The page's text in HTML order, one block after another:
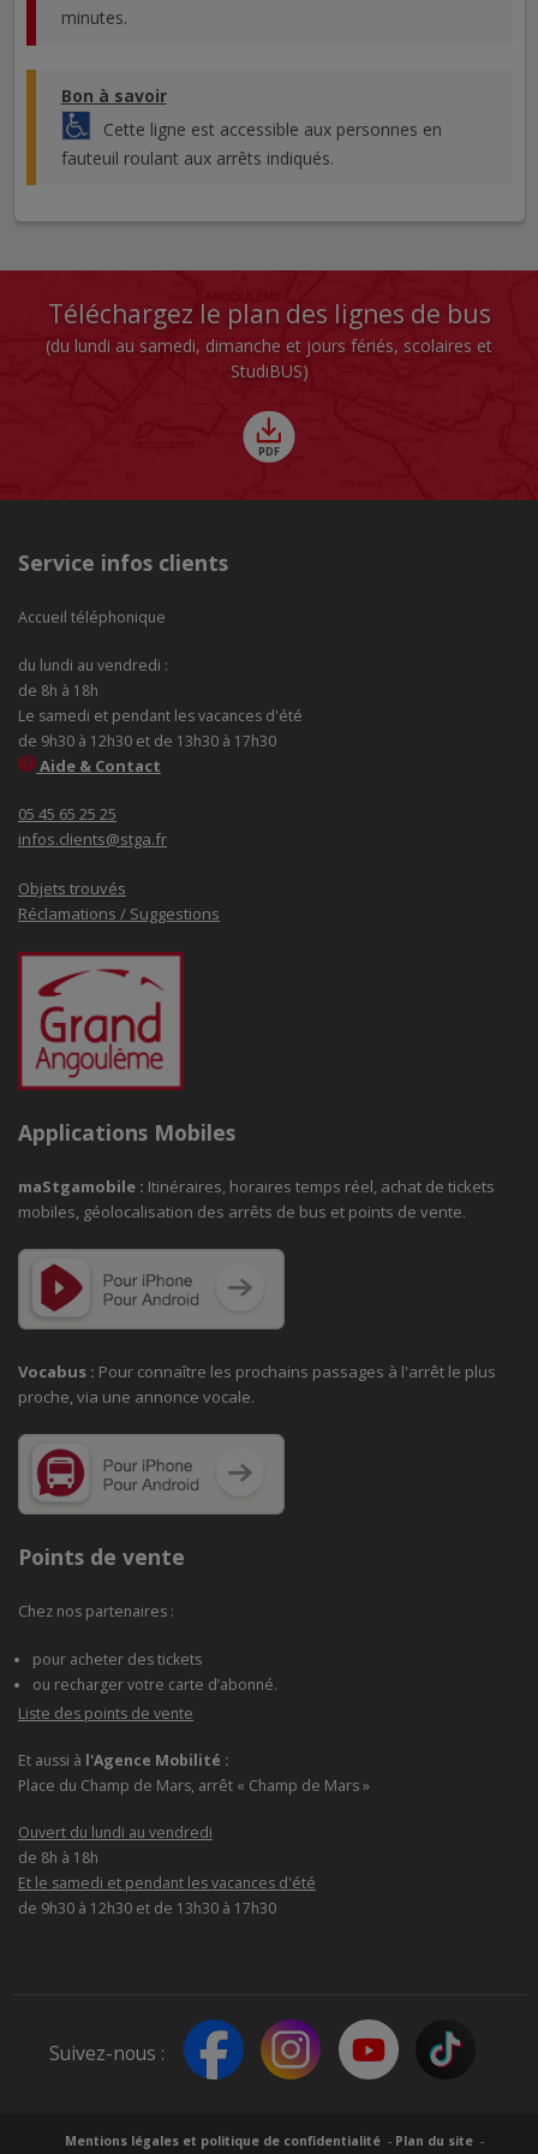
minutes.
Bon à savoir
Cette ligne est accessible aux personnes en
fauteuil roulant aux arrêts indiqués.
Téléchargez le plan des lignes de bus
(du lundi au samedi, dimanche et jours fériés, scolaires et
StudiBUS)
Service infos clients
Accueil téléphonique
du lundi au vendredi :
de 8h à 18h
Le samedi et pendant les vacances d'été
de 9h30 à 12h30 et de 13h30 à 17h30
Aide & Contact
05 45 65 25 25
infos.clients@stga.fr
Objets trouvés
Réclamations / Suggestions
Applications Mobiles
maStgamobile : Itinéraires, horaires temps réel, achat de tickets
mobiles, géolocalisation des arrêts de bus et points de vente.
Vocabus : Pour connaître les prochains passages à l'arrêt le plus
proche, via une annonce vocale.
Points de vente
Chez nos partenaires :
pour acheter des tickets
ou recharger votre carte d’abonné.
Liste des points de vente
Et aussi à l'Agence Mobilité :
Place du Champ de Mars, arrêt « Champ de Mars »
Ouvert du lundi au vendredi
de 8h à 18h
Et le samedi et pendant les vacances d'été
de 9h30 à 12h30 et de 13h30 à 17h30
Suivez-nous :
Mentions légales et politique de confidentialité Plan du site